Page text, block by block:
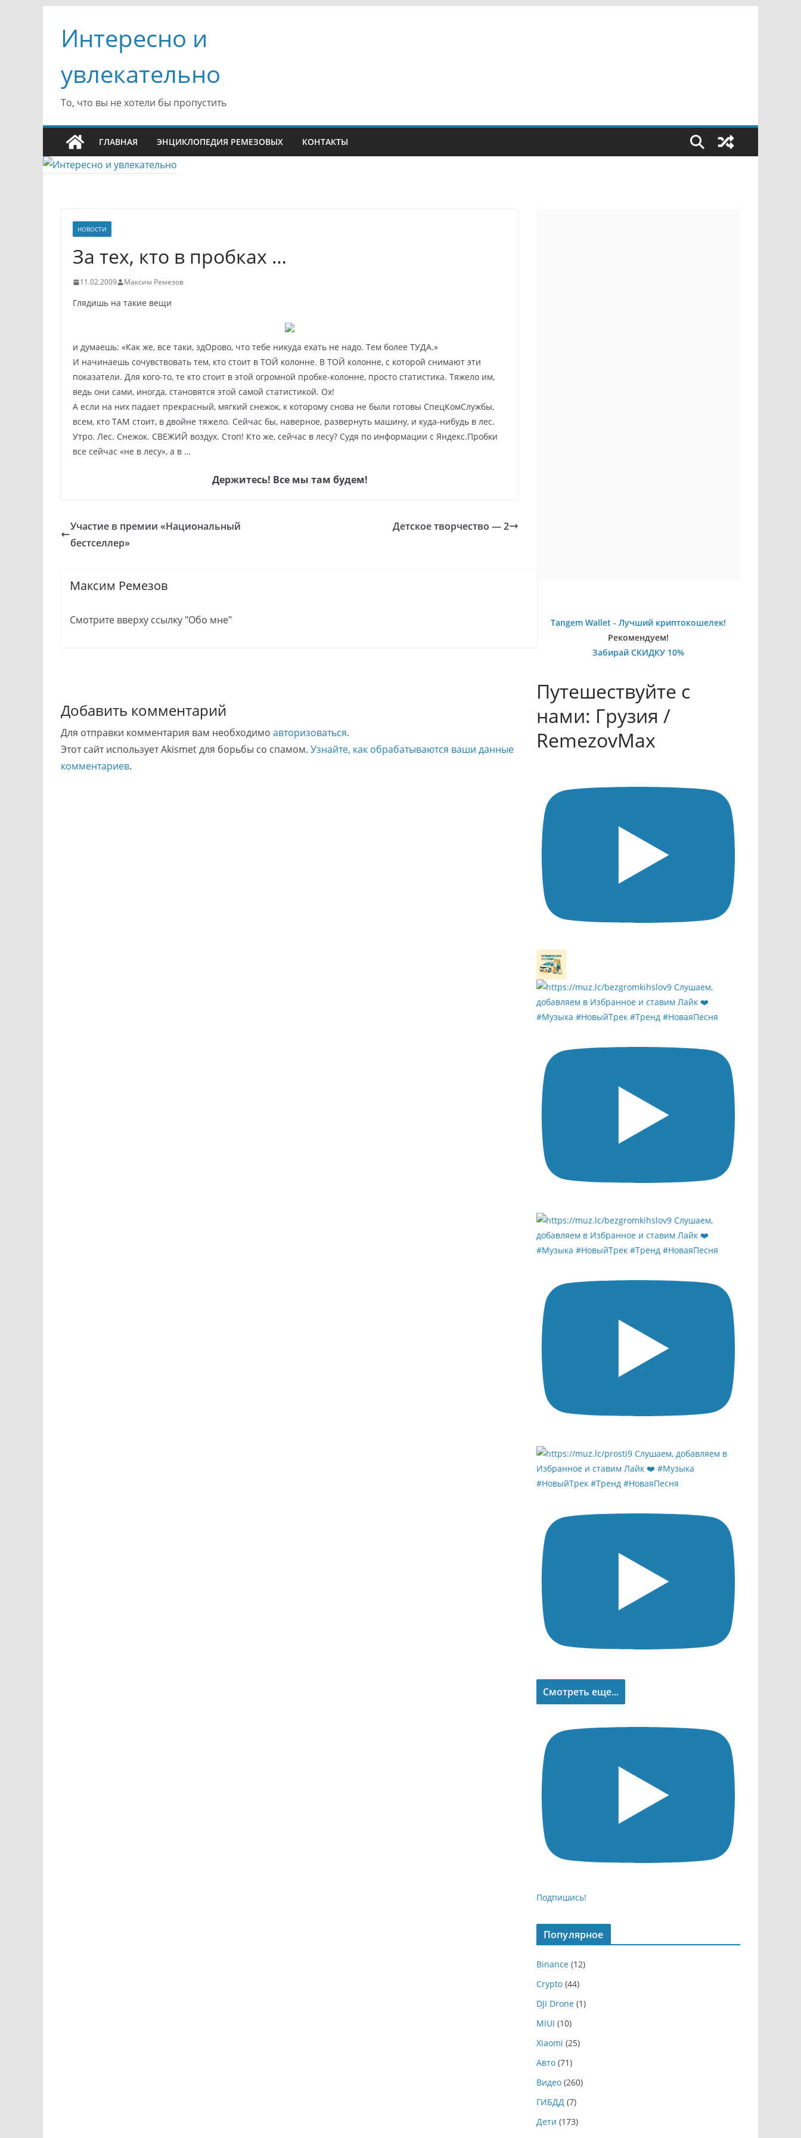
содержимому
Интересно и
увлекательно
То, что вы не хотели бы пропустить
ГЛАВНАЯ ЭНЦИКЛОПЕДИЯ РЕМЕЗОВЫХ КОНТАКТЫ
НОВОСТИ
За тех, кто в пробках …
11.02.2009 Максим Ремезов
Глядишь на такие вещи
и думаешь: «Как же, все таки, здОрово, что тебе никуда ехать не надо. Тем более ТУДА.»
И начинаешь сочувствовать тем, кто стоит в ТОЙ колонне. В ТОЙ колонне, с которой снимают эти
показатели. Для кого-то, те кто стоит в этой огромной пробке-колонне, просто статистика. Тяжело им,
ведь они сами, иногда, становятся этой самой статистикой. Ох!
А если на них падает прекрасный, мягкий снежок, к которому снова не были готовы СпецКомСлужбы,
всем, кто ТАМ стоит, в двойне тяжело. Сейчас бы, наверное, развернуть машину, и куда-нибудь в лес.
Утро. Лес. Снежок. СВЕЖИЙ воздух. Стоп! Кто же, сейчас в лесу? Судя по информации с Яндекс.Пробки
все сейчас «не в лесу», а в …
Держитесь! Все мы там будем!
Участие в премии «Национальный
бестселлер»
Детское творчество — 2
Максим Ремезов
Смотрите вверху ссылку "Обо мне"
Добавить комментарий
Для отправки комментария вам необходимо авторизоваться.
Этот сайт использует Akismet для борьбы со спамом. Узнайте, как обрабатываются ваши данные
комментариев.
Tangem Wallet - Лучший криптокошелек!
Рекомендуем!
Забирай СКИДКУ 10%
Путешествуйте с
нами: Грузия /
RemezovMax
Смотреть еще...
Подпишись!
Популярное
Binance (12)
Crypto (44)
DJI Drone (1)
MIUI (10)
Xiaomi (25)
Авто (71)
Видео (260)
ГИБДД (7)
Дети (173)